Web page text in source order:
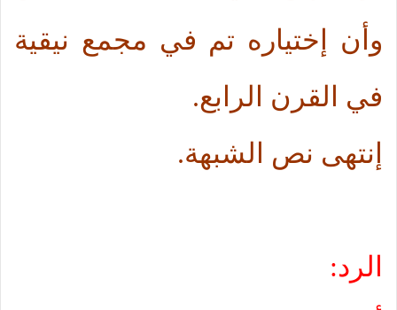
وأن إختياره تم في مجمع نيقية
في القرن الرابع.
إنتهى نص الشبهة.
الرد: